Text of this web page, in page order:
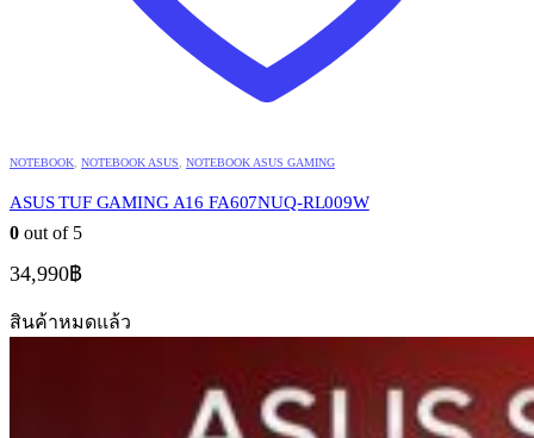
NOTEBOOK NOTEBOOK ASUS NOTEBOOK ASUS GAMING
ASUS TUF GAMING A16 FA607NUQ-RL009W
0 out of 5
34,990฿
สินค้าหมดแล้ว